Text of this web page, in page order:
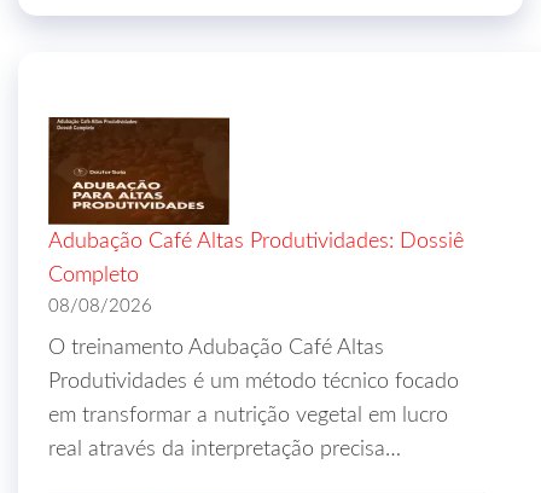
Adubação Café Altas Produtividades: Dossiê
Completo
08/08/2026
O treinamento Adubação Café Altas
Produtividades é um método técnico focado
em transformar a nutrição vegetal em lucro
real através da interpretação precisa…